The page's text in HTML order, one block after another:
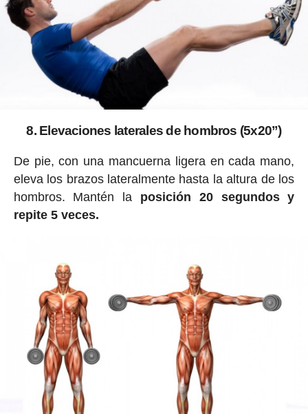
8. Elevaciones laterales de hombros (5x20”)
De pie, con una mancuerna ligera en cada mano,
eleva los brazos lateralmente hasta la altura de los
hombros. Mantén la posición 20 segundos y
repite 5 veces.